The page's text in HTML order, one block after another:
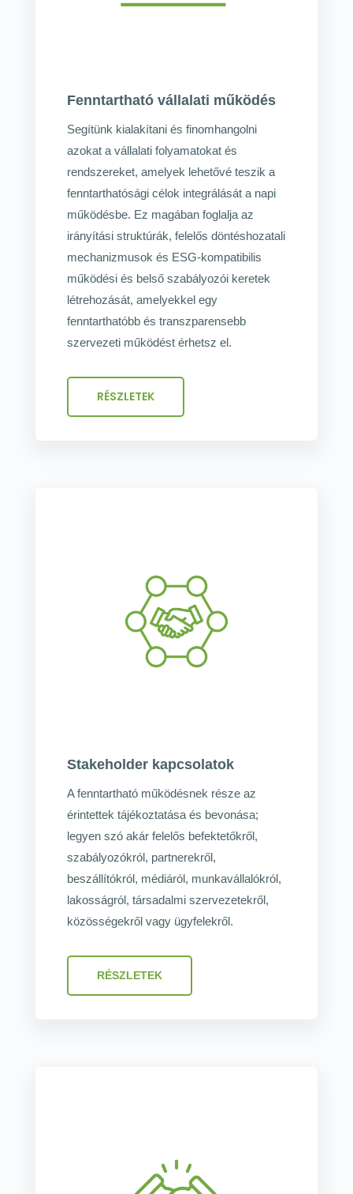
Fenntartható vállalati működés
Segítünk kialakítani és finomhangolni
azokat a vállalati folyamatokat és
rendszereket, amelyek lehetővé teszik a
fenntarthatósági célok integrálását a napi
működésbe. Ez magában foglalja az
irányítási struktúrák, felelős döntéshozatali
mechanizmusok és ESG‑kompatibilis
működési és belső szabályozói keretek
létrehozását, amelyekkel egy
fenntarthatóbb és transzparensebb
szervezeti működést érhetsz el.
RÉSZLETEK
Stakeholder kapcsolatok
A fenntartható működésnek része az
érintettek tájékoztatása és bevonása;
legyen szó akár felelős befektetőkről,
szabályozókról, partnerekről,
beszállítókról, médiáról, munkavállalókról,
lakosságról, társadalmi szervezetekről,
közösségekről vagy ügyfelekről.
RÉSZLETEK